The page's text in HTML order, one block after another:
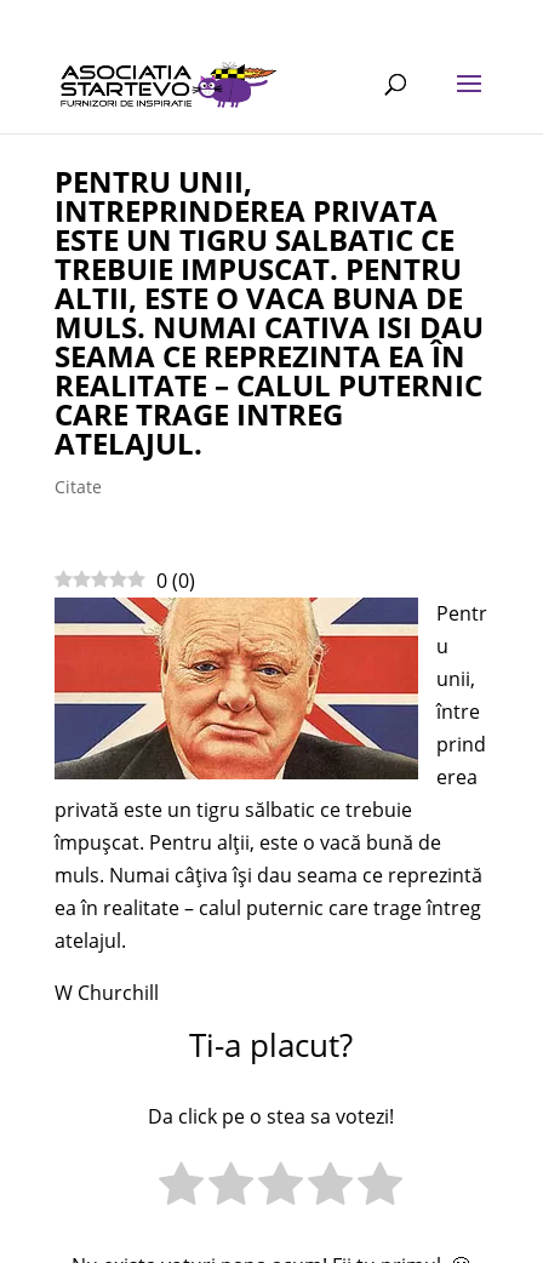
PENTRU UNII,
INTREPRINDEREA PRIVATA
ESTE UN TIGRU SALBATIC CE
TREBUIE IMPUSCAT. PENTRU
ALTII, ESTE O VACA BUNA DE
MULS. NUMAI CATIVA ISI DAU
SEAMA CE REPREZINTA EA ÎN
REALITATE – CALUL PUTERNIC
CARE TRAGE INTREG
ATELAJUL.
Citate
0 (0)
Pentr
u
unii,
între
prind
erea
privată este un tigru sălbatic ce trebuie
împuşcat. Pentru alţii, este o vacă bună de
muls. Numai câţiva îşi dau seama ce reprezintă
ea în realitate – calul puternic care trage întreg
atelajul.
W Churchill
Ti-a placut?
Da click pe o stea sa votezi!